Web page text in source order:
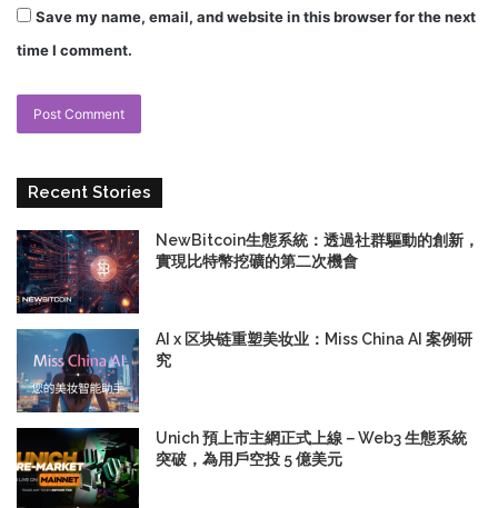
Save my name, email, and website in this browser for the next
time I comment.
Recent Stories
NewBitcoin生態系統：透過社群驅動的創新，
實現比特幣挖礦的第二次機會
AI x 区块链重塑美妆业：Miss China AI 案例研
究
Unich 預上市主網正式上線－Web3 生態系統
突破，為用戶空投 5 億美元